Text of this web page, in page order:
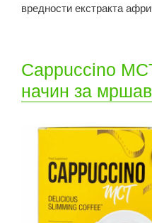
вредности екстракта
Cappuccino
начин за